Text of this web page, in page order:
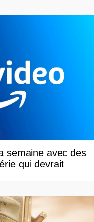
semaine avec des
qui devrait